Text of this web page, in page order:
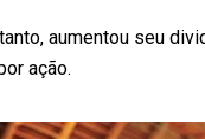
aumentou seu
ação.